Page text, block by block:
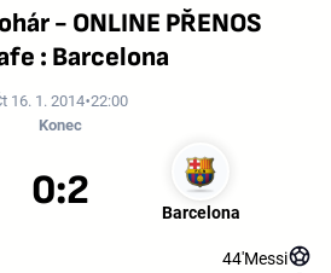
- ONLINE PŘENOS
: Barcelona
16. 1. 2014 22:00
Konec
Barcelona
0:2
44'Messi